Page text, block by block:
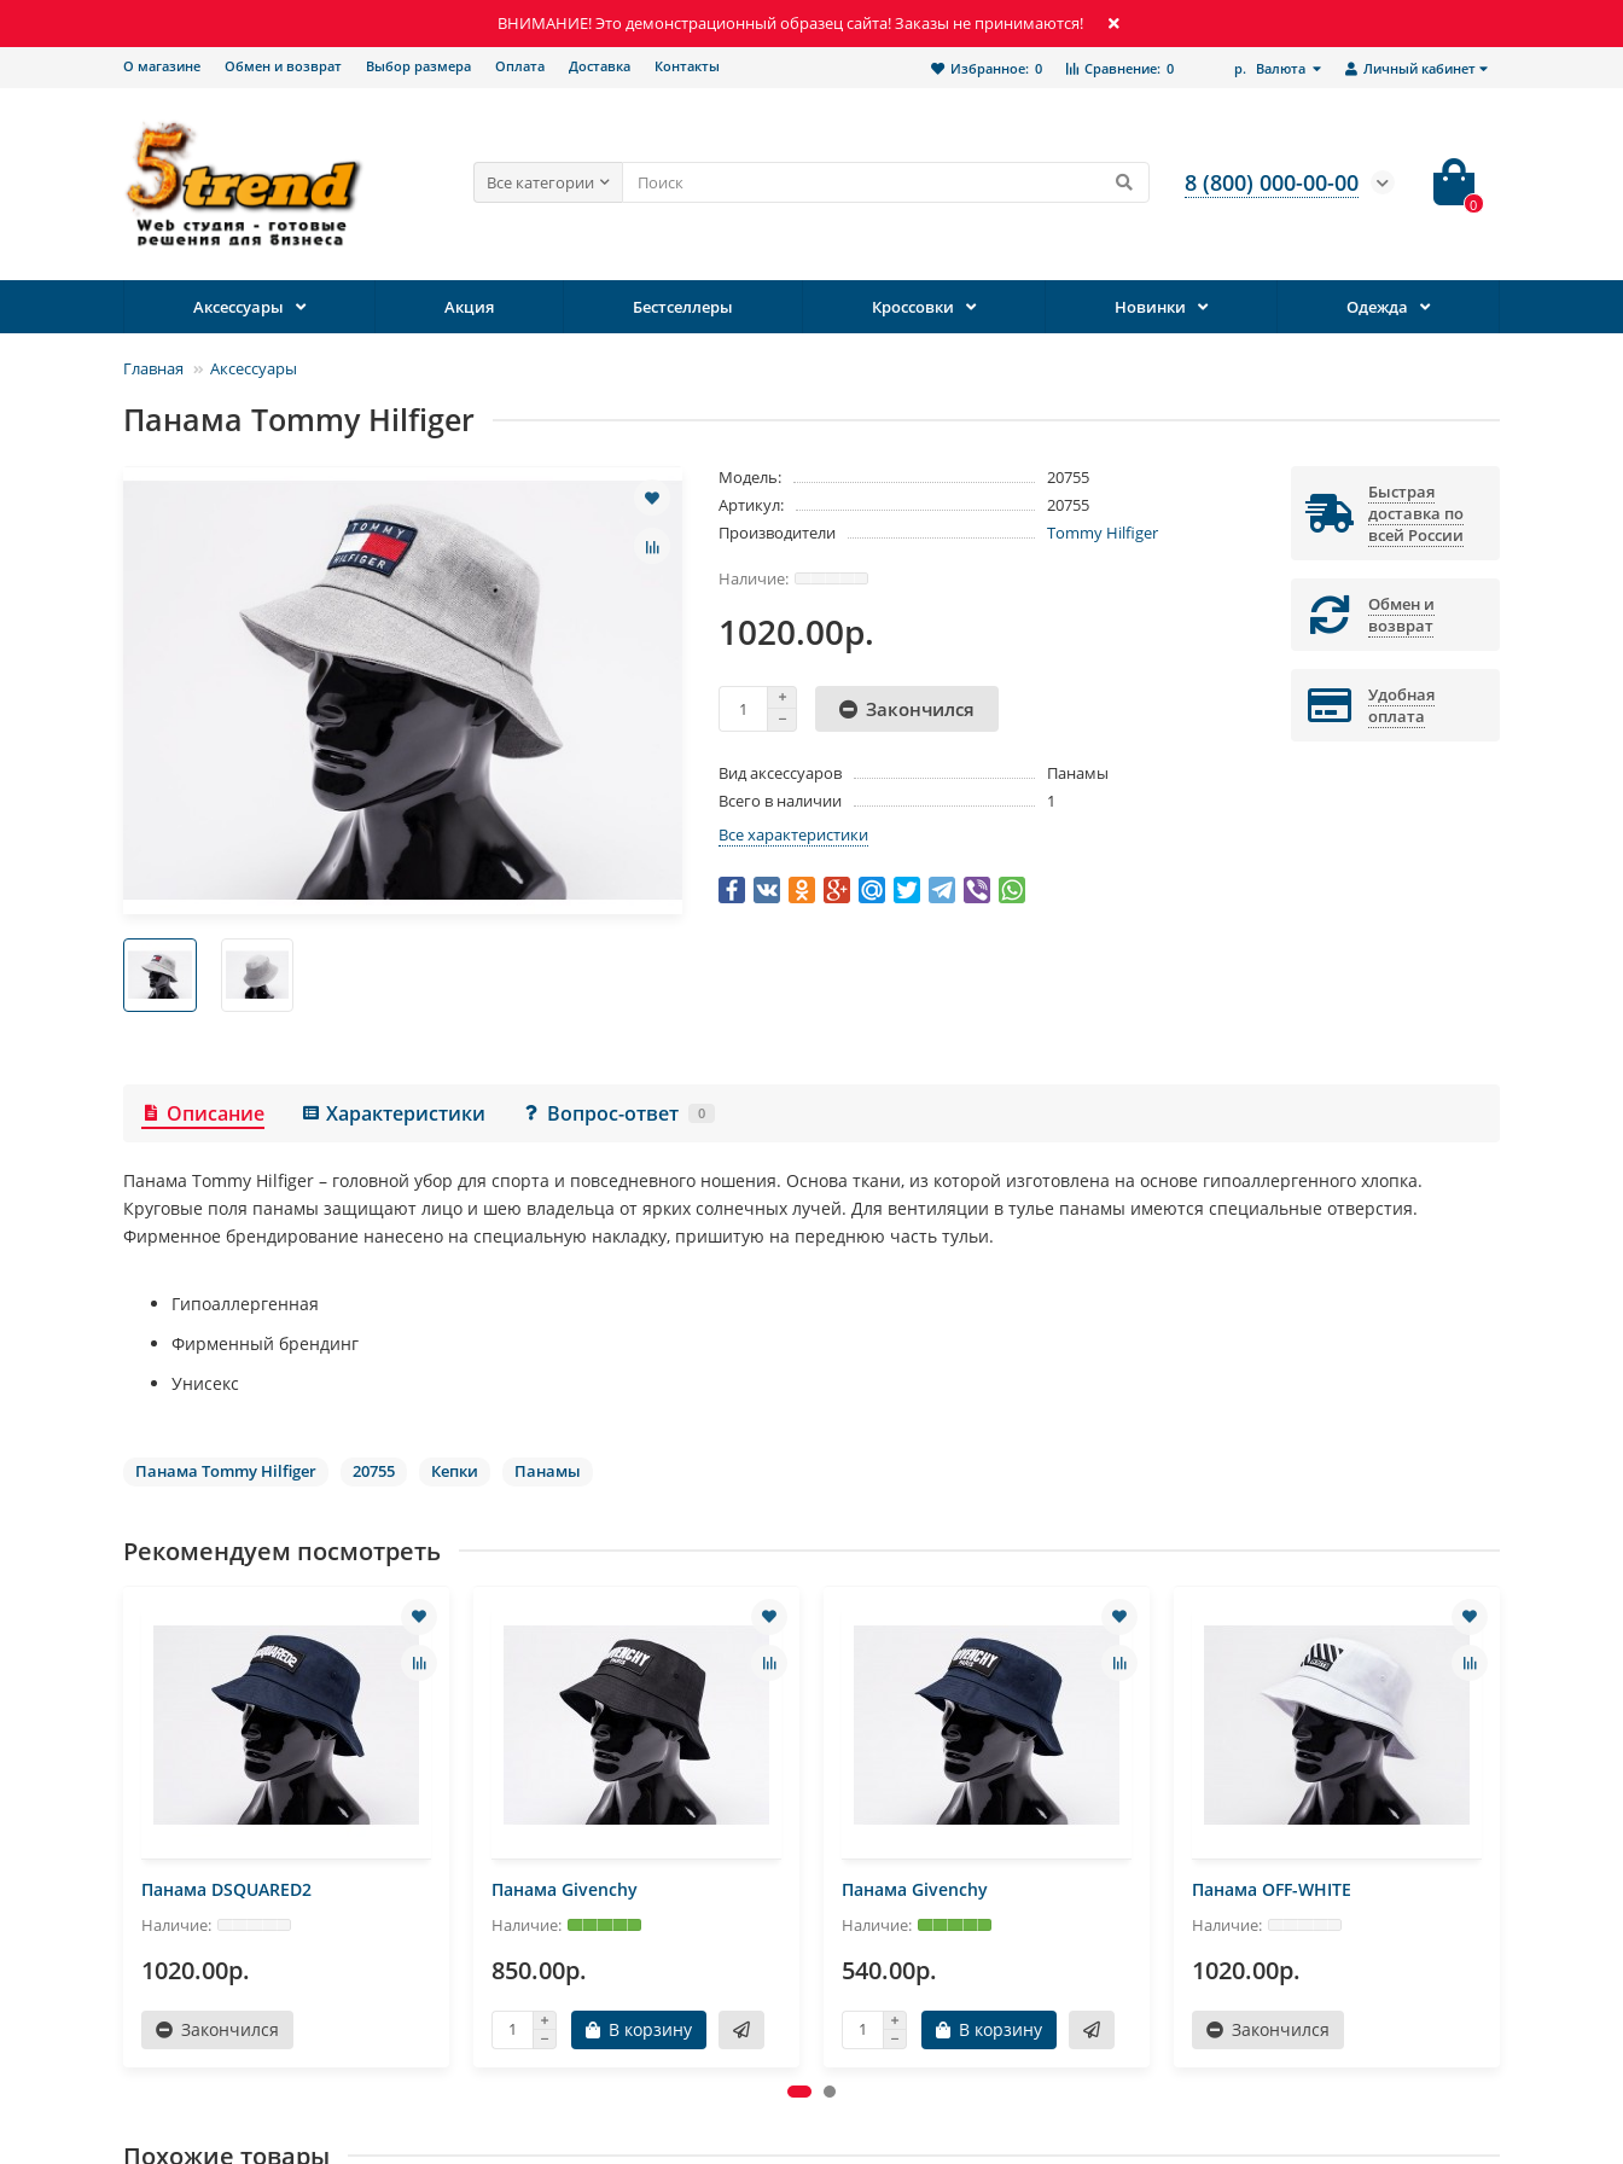
ВНИМАНИЕ! Это демонстрационный образец сайта! Заказы не принимаются!
Личный кабинет
р. Валюта
Сравнение: 0
Избранное: 0
О магазине Обмен и возврат Выбор размера Оплата Доставка Контакты
Все категории 8 (800) 000-00-00
0
Аксессуары Акция Бестселлеры Кроссовки Новинки Одежда
Главная Аксессуары
Панама Tommy Hilfiger
Модель:
20755
Артикул:
20755
Производители
Tommy Hilfiger
1020.00р.
Закончился
Вид аксессуаров
Панамы
Всего в наличии
1
Все характеристики
Быстрая
доставка по
всей России
Обмен и
возврат
Удобная
оплата
Описание Характеристики Вопрос-ответ 0
Панама Tommy Hilfiger – головной убор для спорта и повседневного ношения. Основа ткани, из которой изготовлена на основе гипоаллергенного хлопка.
Круговые поля панамы защищают лицо и шею владельца от ярких солнечных лучей. Для вентиляции в тулье панамы имеются специальные отверстия.
Фирменное брендирование нанесено на специальную накладку, пришитую на переднюю часть тульи.
Гипоаллергенная
Фирменный брендинг
Унисекс
Панама Tommy Hilfiger 20755 Кепки Панамы
Рекомендуем посмотреть
Панама DSQUARED2
1020.00р.
Закончился
Панама Givenchy
850.00р.
В корзину
Панама Givenchy
540.00р.
В корзину
Панама OFF-WHITE
1020.00р.
Закончился
Похожие товары